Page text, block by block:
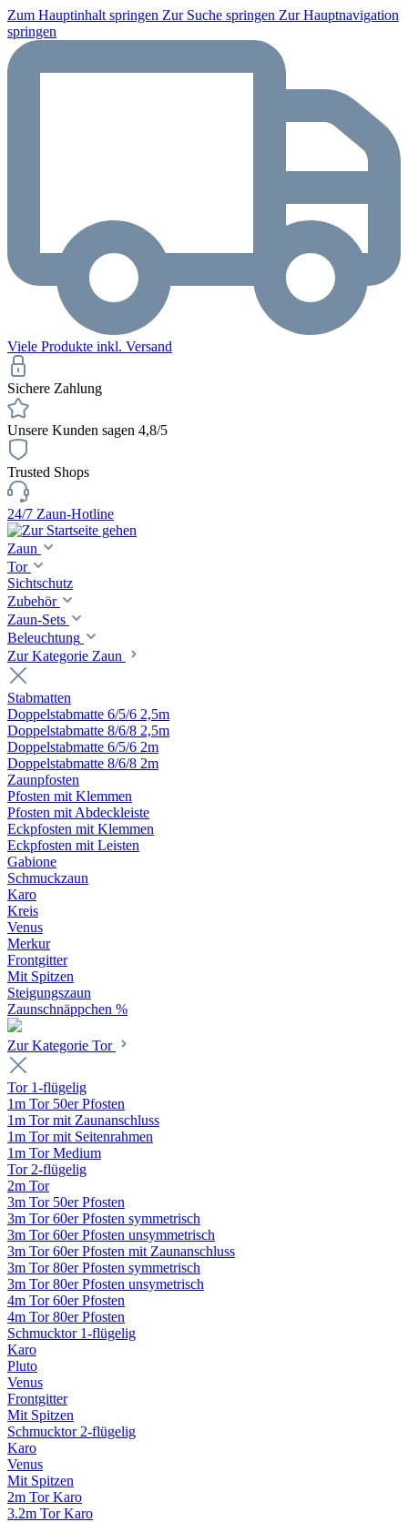
Zum Hauptinhalt springen Zur Suche springen Zur Hauptnavigation
springen
Viele Produkte inkl. Versand
Sichere Zahlung
Unsere Kunden sagen 4,8/5
Trusted Shops
24/7 Zaun-Hotline
Zaun
Tor
Sichtschutz
Zubehör
Zaun-Sets
Beleuchtung
Zur Kategorie Zaun
Stabmatten
Doppelstabmatte 6/5/6 2,5m
Doppelstabmatte 8/6/8 2,5m
Doppelstabmatte 6/5/6 2m
Doppelstabmatte 8/6/8 2m
Zaunpfosten
Pfosten mit Klemmen
Pfosten mit Abdeckleiste
Eckpfosten mit Klemmen
Eckpfosten mit Leisten
Gabione
Schmuckzaun
Karo
Kreis
Venus
Merkur
Frontgitter
Mit Spitzen
Steigungszaun
Zaunschnäppchen %
Zur Kategorie Tor
Tor 1-flügelig
1m Tor 50er Pfosten
1m Tor mit Zaunanschluss
1m Tor mit Seitenrahmen
1m Tor Medium
Tor 2-flügelig
2m Tor
3m Tor 50er Pfosten
3m Tor 60er Pfosten symmetrisch
3m Tor 60er Pfosten unsymmetrisch
3m Tor 60er Pfosten mit Zaunanschluss
3m Tor 80er Pfosten symmetrisch
3m Tor 80er Pfosten unsymetrisch
4m Tor 60er Pfosten
4m Tor 80er Pfosten
Schmucktor 1-flügelig
Karo
Pluto
Venus
Frontgitter
Mit Spitzen
Schmucktor 2-flügelig
Karo
Venus
Mit Spitzen
2m Tor Karo
3.2m Tor Karo